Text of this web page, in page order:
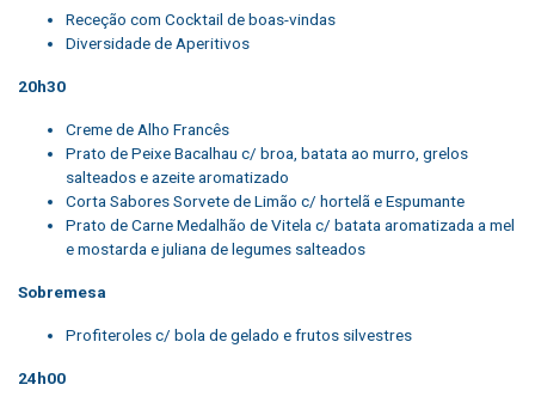
Receção com Cocktail de boas-vindas
Diversidade de Aperitivos
20h30
Creme de Alho Francês
Prato de Peixe Bacalhau c/ broa, batata ao murro, grelos
salteados e azeite aromatizado
Corta Sabores Sorvete de Limão c/ hortelã e Espumante
Prato de Carne Medalhão de Vitela c/ batata aromatizada a mel
e mostarda e juliana de legumes salteados
Sobremesa
Profiteroles c/ bola de gelado e frutos silvestres
24h00